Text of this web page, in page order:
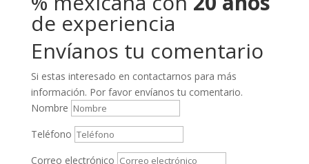
de experiencia
Envíanos tu comentario
Si estas interesado en contactarnos para más
información. Por favor envíanos tu comentario.
Nombre
Teléfono
Correo electrónico